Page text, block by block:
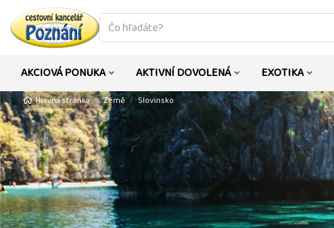
co
hledáte
AKCIOVÁ PONUKA AKTIVNÍ DOVOLENÁ EXOTIKA
Hlavná stránka Země Slovinsko